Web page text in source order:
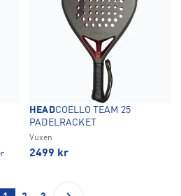
HEADCOELLO TEAM 25
PADELRACKET
Vuxen
2499 kr